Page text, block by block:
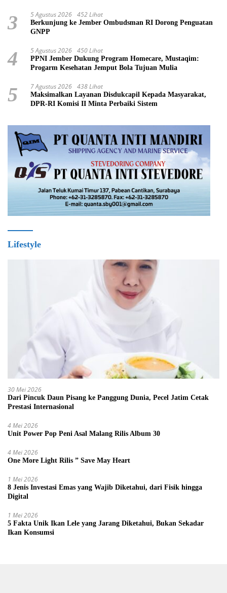
3 5 Agustus 2026 452 Lihat
Berkunjung ke Jember Ombudsman RI Dorong Penguatan
GNPP
4 5 Agustus 2026 450 Lihat
PPNI Jember Dukung Program Homecare, Mustaqim:
Progarm Kesehatan Jemput Bola Tujuan Mulia
5 7 Agustus 2026 438 Lihat
Maksimalkan Layanan Disdukcapil Kepada Masyarakat,
DPR-RI Komisi II Minta Perbaiki Sistem
Lifestyle
30 Mei 2026
Dari Pincuk Daun Pisang ke Panggung Dunia, Pecel Jatim Cetak
Prestasi Internasional
4 Mei 2026
Unit Power Pop Peni Asal Malang Rilis Album 30
4 Mei 2026
One More Light Rilis ” Save May Heart
1 Mei 2026
8 Jenis Investasi Emas yang Wajib Diketahui, dari Fisik hingga
Digital
1 Mei 2026
5 Fakta Unik Ikan Lele yang Jarang Diketahui, Bukan Sekadar
Ikan Konsumsi